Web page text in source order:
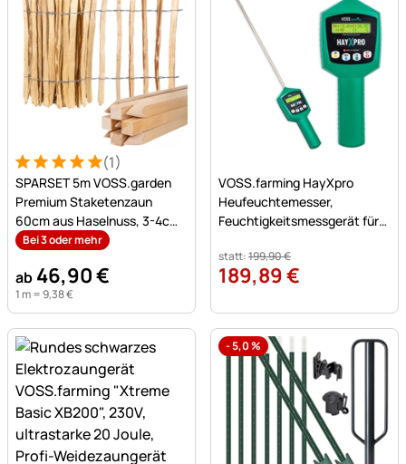
Bewertung: 5 von 5 (1 Bewertungen)
1 Bewertung (1)
SPARSET 5m VOSS.garden
Premium Staketenzaun
60cm aus Haselnuss, 3-4cm,
mit 9 Buchenpfählen 90cm
Bei 3 oder mehr
ab 46,90€
1 m =9,38€
VOSS.farming HayXpro
Heufeuchtemesser,
Feuchtigkeitsmessgerät für
statt:199,90€
189,89€
-5,0%